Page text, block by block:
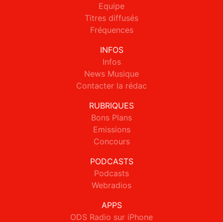
Equipe
Titres diffusés
Fréquences
INFOS
Infos
News Musique
Contacter la rédac
RUBRIQUES
Bons Plans
Emissions
Concours
PODCASTS
Podcasts
Webradios
APPS
ODS Radio sur iPhone